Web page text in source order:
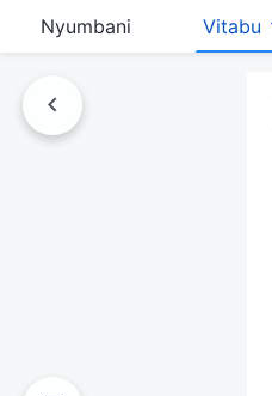
Nyumbani Vitabu